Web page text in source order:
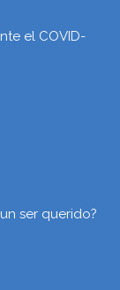
el COVID-
ser querido?